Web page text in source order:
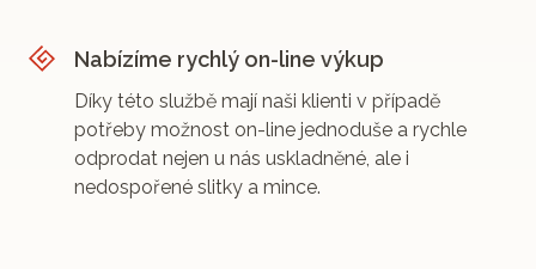
Nabízíme rychlý on-line výkup
Díky této službě mají naši klienti v případě
potřeby možnost on-line jednoduše a rychle
odprodat nejen u nás uskladněné, ale i
nedospořené slitky a mince.